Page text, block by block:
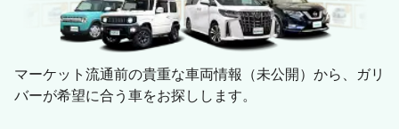
マーケット流通前の貴重な車両情報（未公開）から、ガリ
バーが希望に合う車をお探しします。